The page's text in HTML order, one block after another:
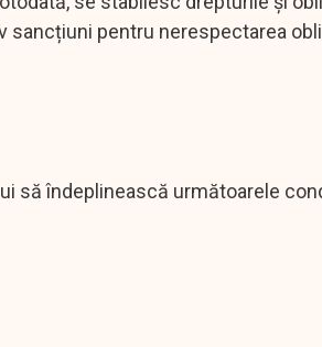
pentru nerespectarea
să îndeplinească următoarele